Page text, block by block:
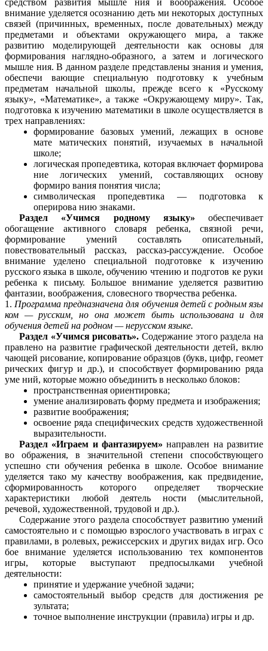
средством развития мышле ния и воображения. Особое
внимание уделяется осознанию деть ми некоторых доступных
связей (причинных, временных, после довательных) между
предметами и объектами окружающего мира, а также
развитию моделирующей деятельности как основы для
формирования наглядно-образного, а затем и логического
мышле ния. В данном разделе представлены знания и умения,
обеспечи вающие специальную подготовку к учебным
предметам начальной школы, прежде всего к «Русскому
языку», «Математике», а также «Окружающему миру». Так,
подготовка к изучению математики в школе осуществляется в
трех направлениях:
формирование базовых умений, лежащих в основе
мате матических понятий, изучаемых в начальной
школе;
логическая пропедевтика, которая включает формирова
ние логических умений, составляющих основу
формиро вания понятия числа;
символическая пропедевтика — подготовка к
оперирова нию знаками.
Раздел «Учимся родному языку» обеспечивает
обогащение активного словаря ребенка, связной речи,
формирование умений составлять описательный,
повествовательный рассказ, рассказ-рассуждение. Особое
внимание уделено специальной подготовке к изучению
русского языка в школе, обучению чтению и подготов ке руки
ребенка к письму. Большое внимание уделяется развитию
фантазии, воображения, словесного творчества ребенка.
1. Программа предназначена для обучения детей с родным язы
ком — русским, но она может быть использована и для
обучения детей на родном — нерусском языке.
Раздел «Учимся рисовать». Содержание этого раздела на
правлено на развитие графической деятельности детей, вклю
чающей рисование, копирование образцов (букв, цифр, геомет
рических фигур и др.), и способствует формированию ряда
уме ний, которые можно объединить в несколько блоков:
пространственная ориентировка;
умение анализировать форму предмета и изображения;
развитие воображения;
освоение ряда специфических средств художественной
выразительности.
Раздел «Играем и фантазируем» направлен на развитие
во ображения, в значительной степени способствующего
успешно сти обучения ребенка в школе. Особое внимание
уделяется тако му качеству воображения, как предвидение,
сформированность которого определяет творческие
характеристики любой деятель ности (мыслительной,
речевой, художественной, трудовой и др.).
Содержание этого раздела способствует развитию умений
самостоятельно и с помощью взрослого участвовать в играх с
правилами, в ролевых, режиссерских и других видах игр. Осо
бое внимание уделяется использованию тех компонентов
игры, которые выступают предпосылками учебной
деятельности:
принятие и удержание учебной задачи;
самостоятельный выбор средств для достижения ре
зультата;
точное выполнение инструкции (правила) игры и др.